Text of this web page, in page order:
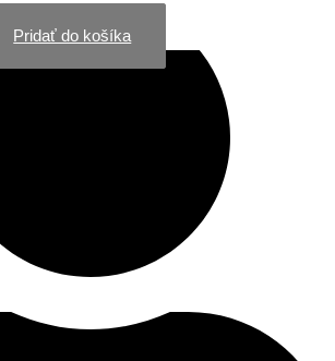
Pridať do košíka
Informácie